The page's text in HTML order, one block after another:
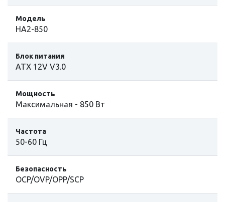
Модель
HA2-850
Блок питания
ATX 12V V3.0
Мощность
Максимальная - 850 Вт
Частота
50-60 Гц
Безопасность
OCP/OVP/OPP/SCP